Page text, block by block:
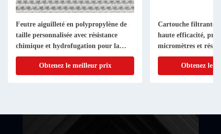
Feutre aiguilleté en polypropylène de
taille personnalisée avec résistance
chimique et hydrofugation pour la
filtration industrielle
Obtenez le meilleur prix
Cartouche filtrante
haute efficacité,
micromètres et
température de 80 à
Obtenez le